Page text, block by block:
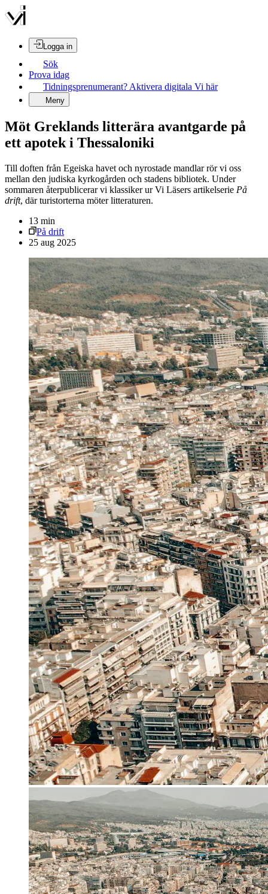
Logga in
Sök
Prova idag
Tidningsprenumerant? Aktivera digitala Vi här
Meny
Möt Greklands litterära avantgarde på
ett apotek i Thessaloniki
Till doften från Egeiska havet och nyrostade mandlar rör vi oss
mellan den judiska kyrkogården och stadens bibliotek. Under
sommaren återpublicerar vi klassiker ur Vi Läsers artikelserie På
drift, där turistorterna möter litteraturen.
13 min
På drift
25 aug 2025